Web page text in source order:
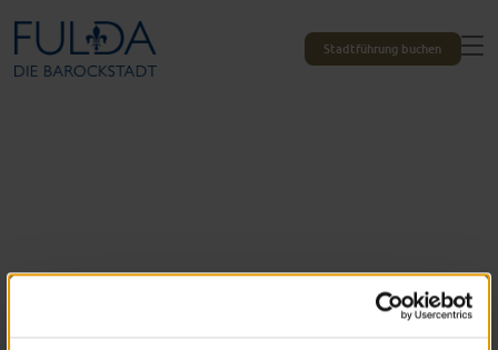
Stadtführung buchen